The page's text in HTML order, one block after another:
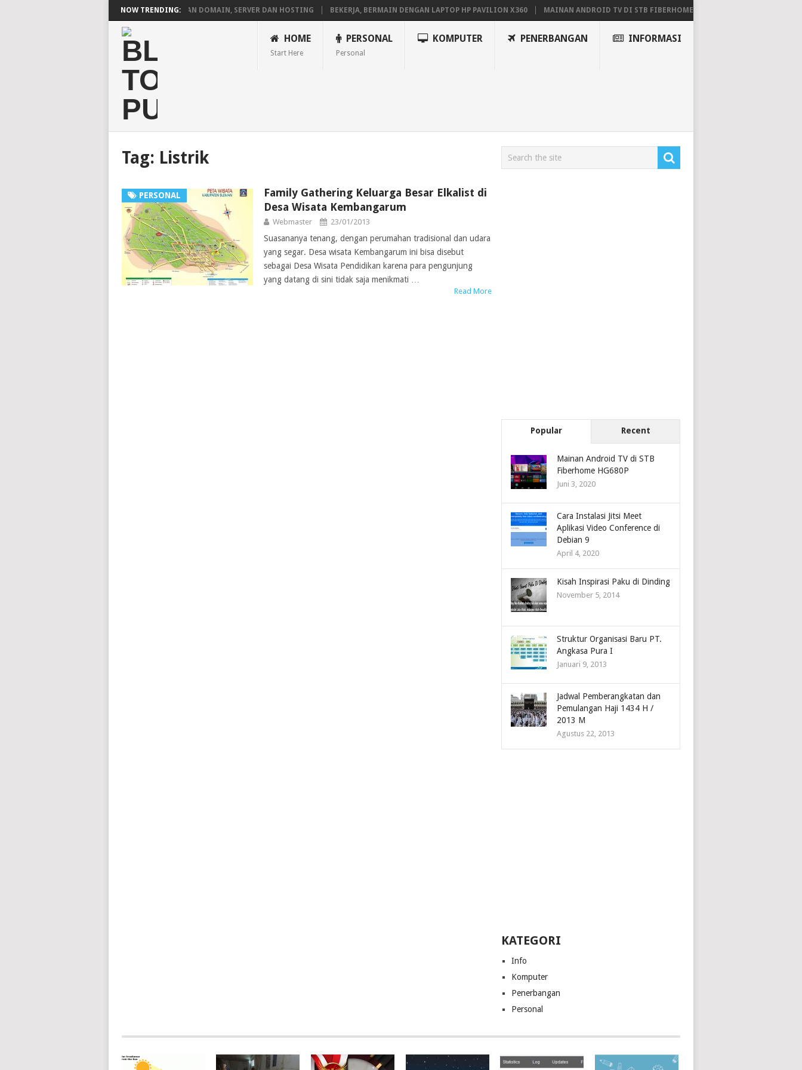
NOW TRENDING:
PENGERTIAN DOMAIN, SERVER DAN HOSTING BEKERJA, BERMAIN DENGAN LAPTOP HP PAVILION X360 MAINAN ANDROID TV DI STB FIBERHOME HG680P
HOME
Start Here
PERSONAL
Personal
KOMPUTER PENERBANGAN INFORMASI
Tag: Listrik
PERSONAL
Family Gathering Keluarga Besar Elkalist di
Desa Wisata Kembangarum
Webmaster 23/01/2013
Suasananya tenang, dengan perumahan tradisional dan udara
yang segar. Desa wisata Kembangarum ini bisa disebut
sebagai Desa Wisata Pendidikan karena para pengunjung
yang datang di sini tidak saja menikmati …
Read More
Popular Recent
Mainan Android TV di STB
Fiberhome HG680P
Juni 3, 2020
Cara Instalasi Jitsi Meet
Aplikasi Video Conference di
Debian 9
April 4, 2020
Kisah Inspirasi Paku di Dinding
November 5, 2014
Struktur Organisasi Baru PT.
Angkasa Pura I
Januari 9, 2013
Jadwal Pemberangkatan dan
Pemulangan Haji 1434 H /
2013 M
Agustus 22, 2013
KATEGORI
Info
Komputer
Penerbangan
Personal